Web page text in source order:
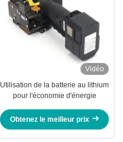
Vidéo
Utilisation de la batterie au lithium
pour l'économie d'énergie
Obtenez le meilleur prix